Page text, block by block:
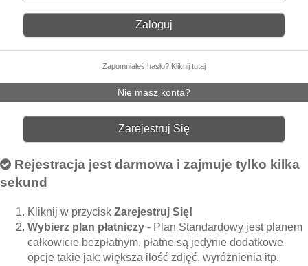
Zapomniałeś hasło? Kliknij tutaj
Nie masz konta?
Zarejestruj Się
Rejestracja jest darmowa i zajmuje tylko kilka
sekund
Kliknij w przycisk Zarejestruj Się!
Wybierz plan płatniczy - Plan Standardowy jest planem
całkowicie bezpłatnym, płatne są jedynie dodatkowe
opcje takie jak: większa ilość zdjęć, wyróżnienia itp.